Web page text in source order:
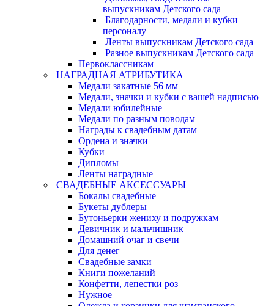
выпускникам Детского сада
Благодарности, медали и кубки
персоналу
Ленты выпускникам Детского сада
Разное выпускникам Детского сада
Первоклассникам
НАГРАДНАЯ АТРИБУТИКА
Медали закатные 56 мм
Медали, значки и кубки с вашей надписью
Медали юбилейные
Медали по разным поводам
Награды к свадебным датам
Ордена и значки
Кубки
Дипломы
Ленты наградные
СВАДЕБНЫЕ АКСЕССУАРЫ
Бокалы свадебные
Букеты дублеры
Бутоньерки жениху и подружкам
Девичник и мальчишник
Домашний очаг и свечи
Для денег
Свадебные замки
Книги пожеланий
Конфетти, лепестки роз
Нужное